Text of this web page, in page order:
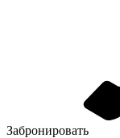
Забронировать